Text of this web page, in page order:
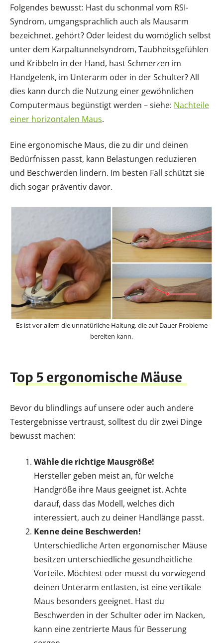
Folgendes bewusst: Hast du schonmal vom RSI-
Syndrom, umgangsprachlich auch als Mausarm
bezeichnet, gehört? Oder leidest du womöglich selbst
unter dem Karpaltunnelsyndrom, Taubheitsgefühlen
und Kribbeln in der Hand, hast Schmerzen im
Handgelenk, im Unterarm oder in der Schulter? All
dies kann durch die Nutzung einer gewöhnlichen
Computermaus begünstigt werden – siehe: Nachteile
einer horizontalen Maus.
Eine ergonomische Maus, die zu dir und deinen
Bedürfnissen passt, kann Belastungen reduzieren
und Beschwerden lindern. Im besten Fall schützt sie
dich sogar präventiv davor.
Es ist vor allem die unnatürliche Haltung, die auf Dauer Probleme
bereiten kann.
Top 5 ergonomische Mäuse
Bevor du blindlings auf unsere oder auch andere
Testergebnisse vertraust, solltest du dir zwei Dinge
bewusst machen:
Wähle die richtige Mausgröße!
Hersteller geben meist an, für welche
Handgröße ihre Maus geeignet ist. Achte
darauf, dass das Modell, welches dich
interessiert, auch zu deiner Handlänge passt.
Kenne deine Beschwerden!
Unterschiedliche Arten ergonomischer Mäuse
besitzen unterschiedliche gesundheitliche
Vorteile. Möchtest oder musst du vorwiegend
deinen Unterarm entlasten, ist eine vertikale
Maus besonders geeignet. Hast du
Beschwerden in der Schulter oder im Nacken,
kann eine zentrierte Maus für Besserung